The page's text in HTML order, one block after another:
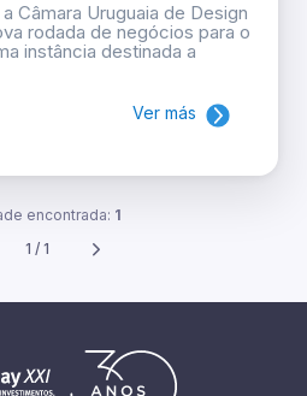
Câmara Uruguaia de Design
rodada de negócios para o
instância destinada a
Ver más
encontrada: 1
1 / 1